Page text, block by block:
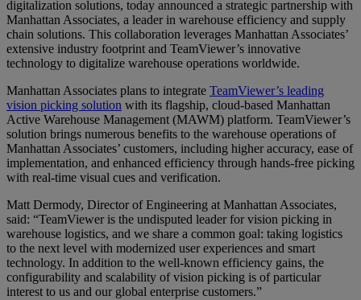
digitalization solutions, today announced a strategic partnership with
Manhattan Associates, a leader in warehouse efficiency and supply
chain solutions. This collaboration leverages Manhattan Associates’
extensive industry footprint and TeamViewer’s innovative
technology to digitalize warehouse operations worldwide.
Manhattan Associates plans to integrate TeamViewer’s leading
vision picking solution with its flagship, cloud-based Manhattan
Active Warehouse Management (MAWM) platform. TeamViewer’s
solution brings numerous benefits to the warehouse operations of
Manhattan Associates’ customers, including higher accuracy, ease of
implementation, and enhanced efficiency through hands-free picking
with real-time visual cues and verification.
Matt Dermody, Director of Engineering at Manhattan Associates,
said: “TeamViewer is the undisputed leader for vision picking in
warehouse logistics, and we share a common goal: taking logistics
to the next level with modernized user experiences and smart
technology. In addition to the well-known efficiency gains, the
configurability and scalability of vision picking is of particular
interest to us and our global enterprise customers.”